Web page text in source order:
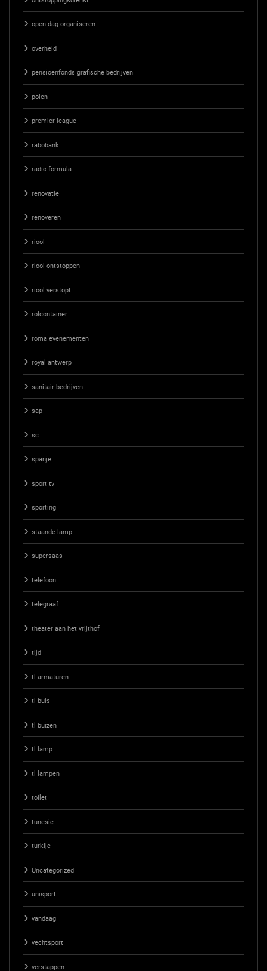
open dag organiseren
overheid
pensioenfonds grafische bedrijven
polen
premier league
rabobank
radio formula
renovatie
renoveren
riool
riool ontstoppen
riool verstopt
rolcontainer
roma evenementen
royal antwerp
sanitair bedrijven
sap
sc
spanje
sport tv
sporting
staande lamp
supersaas
telefoon
telegraaf
theater aan het vrijthof
tijd
tl armaturen
tl buis
tl buizen
tl lamp
tl lampen
toilet
tunesie
turkije
Uncategorized
unisport
vandaag
vechtsport
verstappen